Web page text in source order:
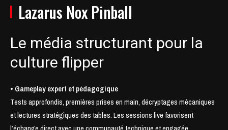
Lazarus Nox Pinball
Le média structurant pour la
culture flipper
• Gameplay expert et pédagogique
Tests approfondis, premières prises en main, décryptages mécaniques
et lectures stratégiques des tables. Les sessions live favorisent